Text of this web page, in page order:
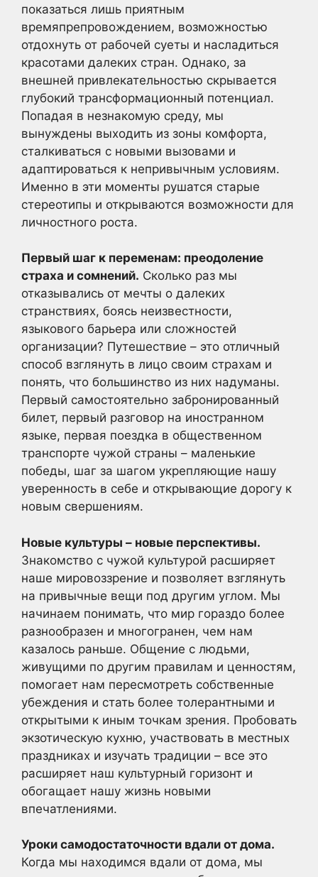
показаться лишь приятным
времяпрепровождением, возможностью
отдохнуть от рабочей суеты и насладиться
красотами далеких стран. Однако, за
внешней привлекательностью скрывается
глубокий трансформационный потенциал.
Попадая в незнакомую среду, мы
вынуждены выходить из зоны комфорта,
сталкиваться с новыми вызовами и
адаптироваться к непривычным условиям.
Именно в эти моменты рушатся старые
стереотипы и открываются возможности для
личностного роста.
Первый шаг к переменам: преодоление
страха и сомнений. Сколько раз мы
отказывались от мечты о далеких
странствиях, боясь неизвестности,
языкового барьера или сложностей
организации? Путешествие – это отличный
способ взглянуть в лицо своим страхам и
понять, что большинство из них надуманы.
Первый самостоятельно забронированный
билет, первый разговор на иностранном
языке, первая поездка в общественном
транспорте чужой страны – маленькие
победы, шаг за шагом укрепляющие нашу
уверенность в себе и открывающие дорогу к
новым свершениям.
Новые культуры – новые перспективы.
Знакомство с чужой культурой расширяет
наше мировоззрение и позволяет взглянуть
на привычные вещи под другим углом. Мы
начинаем понимать, что мир гораздо более
разнообразен и многогранен, чем нам
казалось раньше. Общение с людьми,
живущими по другим правилам и ценностям,
помогает нам пересмотреть собственные
убеждения и стать более толерантными и
открытыми к иным точкам зрения. Пробовать
экзотическую кухню, участвовать в местных
праздниках и изучать традиции – все это
расширяет наш культурный горизонт и
обогащает нашу жизнь новыми
впечатлениями.
Уроки самодостаточности вдали от дома.
Когда мы находимся вдали от дома, мы